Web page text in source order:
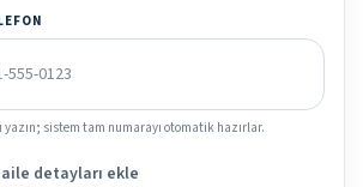
sistem tam numarayı otomatik hazırlar.
detayları ekle